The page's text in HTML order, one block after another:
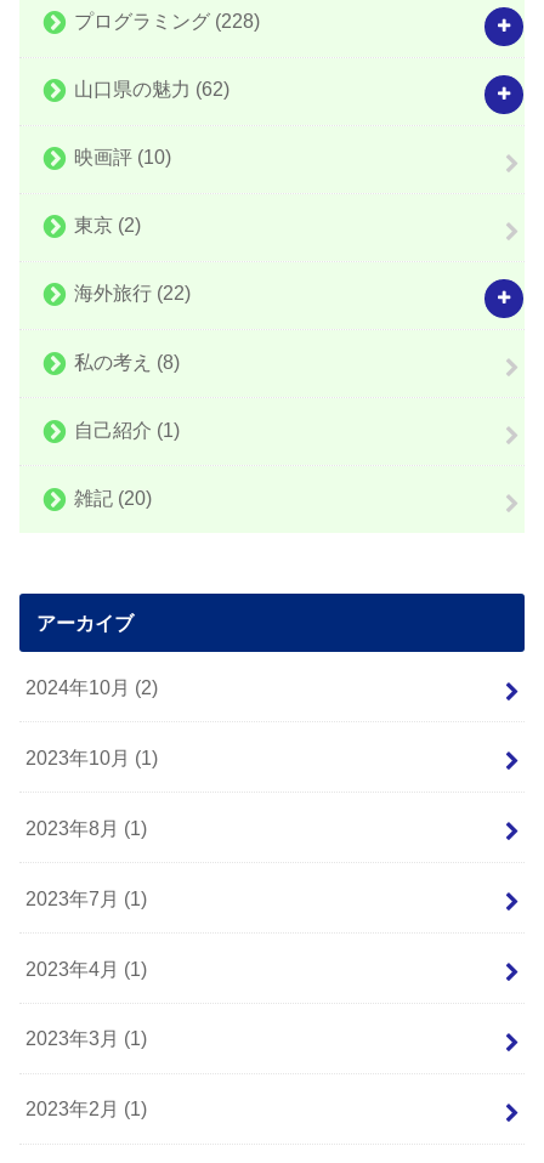
プログラミング (228)
山口県の魅力 (62)
映画評 (10)
東京 (2)
海外旅行 (22)
私の考え (8)
自己紹介 (1)
雑記 (20)
アーカイブ
2024年10月 (2)
2023年10月 (1)
2023年8月 (1)
2023年7月 (1)
2023年4月 (1)
2023年3月 (1)
2023年2月 (1)